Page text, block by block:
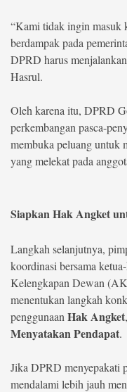
“Kami tidak ingin masuk
berdampak pada
DPRD harus
Hasrul.
Oleh karena itu, DPRD
perkembangan pasca-
membuka peluang untuk
yang melekat pada
Siapkan Hak Angket
Langkah selanjutnya,
koordinasi bersama
Kelengkapan Dewan
menentukan langkah
penggunaan Hak Angket,
Menyatakan Pendapat.
Jika DPRD menyepakati
mendalami lebih jauh